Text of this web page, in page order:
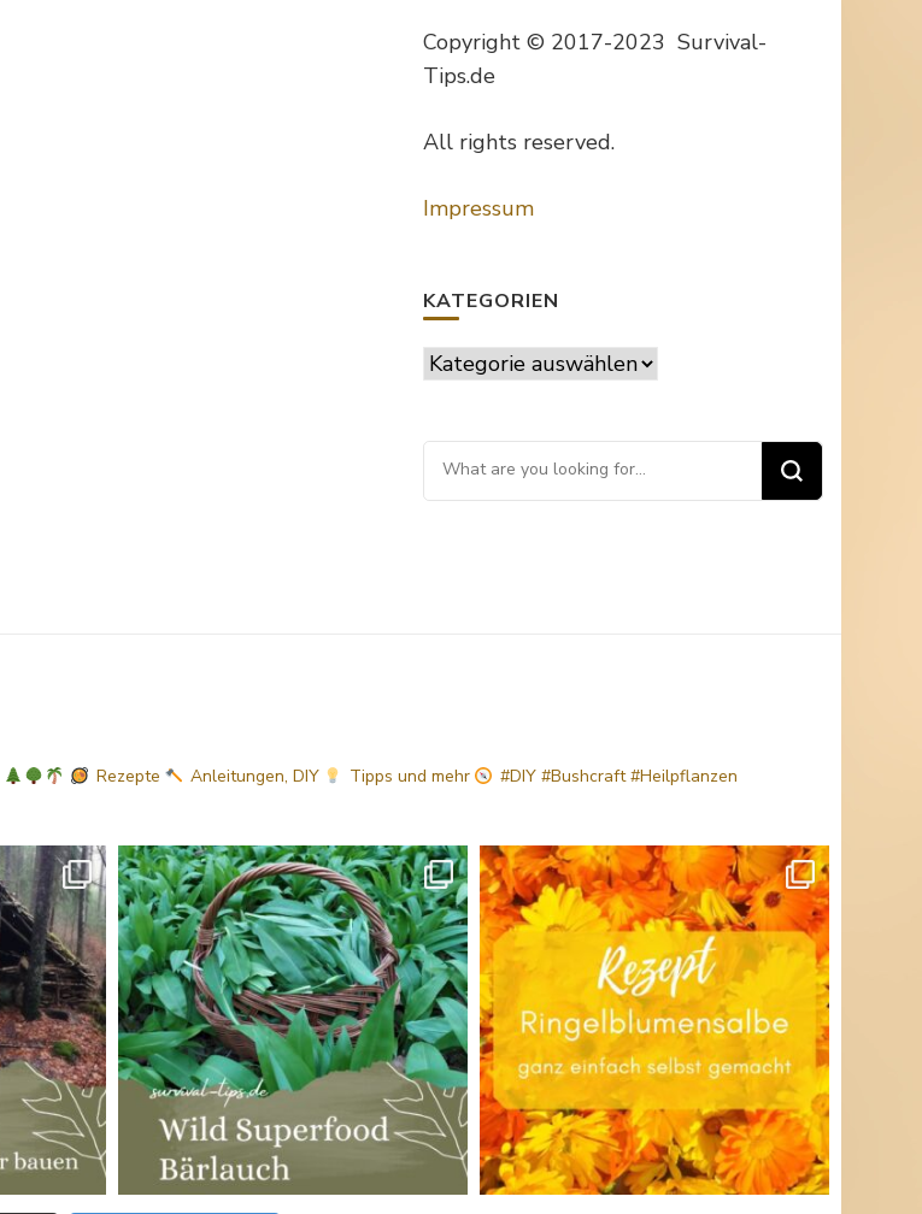
Copyright © 2017-2023 Survival-
Tips.de
All rights reserved.
Impressum
KATEGORIEN
Kategorien
Looking
for
Rezepte Anleitungen, DIY Tipps und mehr #DIY #Bushcraft #Heilpflanzen